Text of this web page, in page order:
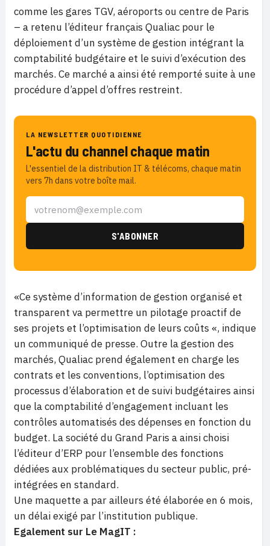
comme les gares TGV, aéroports ou centre de Paris
– a retenu l’éditeur français Qualiac pour le
déploiement d’un système de gestion intégrant la
comptabilité budgétaire et le suivi d’exécution des
marchés. Ce marché a ainsi été remporté suite à une
procédure d’appel d’offres restreint.
LA NEWSLETTER QUOTIDIENNE
L'actu du channel chaque matin
L'essentiel de la distribution IT & télécoms, chaque matin
vers 7h dans votre boîte mail.
«Ce système d’information de gestion organisé et
transparent va permettre un pilotage proactif de
ses projets et l’optimisation de leurs coûts «, indique
un communiqué de presse. Outre la gestion des
marchés, Qualiac prend également en charge les
contrats et les conventions, l’optimisation des
processus d’élaboration et de suivi budgétaires ainsi
que la comptabilité d’engagement incluant les
contrôles automatisés des dépenses en fonction du
budget. La société du Grand Paris a ainsi choisi
l’éditeur d’ERP pour l’ensemble des fonctions
dédiées aux problématiques du secteur public, pré-
intégrées en standard.
Une maquette a par ailleurs été élaborée en 6 mois,
un délai exigé par l’institution publique.
Egalement sur Le MagIT :